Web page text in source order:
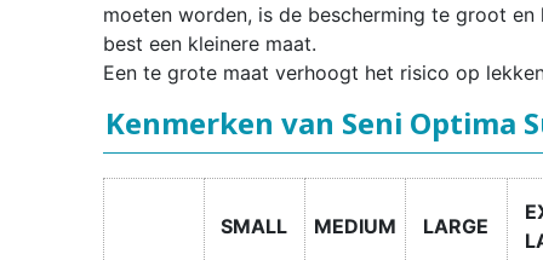
moeten worden, is de bescherming te groot en
best een kleinere maat.
Een te grote maat verhoogt het risico op
Kenmerken van Seni Optima
SMALL MEDIUM LARGE